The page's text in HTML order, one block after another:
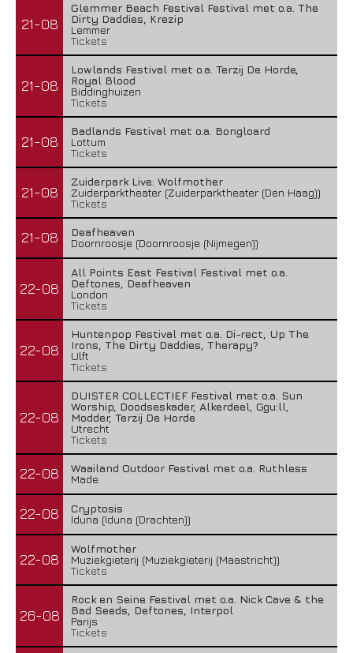
21-08
Glemmer Beach Festival Festival met o.a. The
Dirty Daddies, Krezip
Lemmer
Tickets
21-08
Lowlands Festival met o.a. Terzij De Horde,
Royal Blood
Biddinghuizen
Tickets
21-08
Badlands Festival met o.a. Bongloard
Lottum
Tickets
21-08
Zuiderpark Live: Wolfmother
Zuiderparktheater (Zuiderparktheater (Den Haag))
Tickets
21-08
Deafheaven
Doornroosje (Doornroosje (Nijmegen))
22-08
All Points East Festival Festival met o.a.
Deftones, Deafheaven
London
Tickets
22-08
Huntenpop Festival met o.a. Di-rect, Up The
Irons, The Dirty Daddies, Therapy?
Ulft
Tickets
22-08
DUISTER COLLECTIEF Festival met o.a. Sun
Worship, Doodseskader, Alkerdeel, Ggu:ll,
Modder, Terzij De Horde
Utrecht
Tickets
22-08
Waailand Outdoor Festival met o.a. Ruthless
Made
22-08
Cryptosis
Iduna (Iduna (Drachten))
22-08
Wolfmother
Muziekgieterij (Muziekgieterij (Maastricht))
Tickets
26-08
Rock en Seine Festival met o.a. Nick Cave & the
Bad Seeds, Deftones, Interpol
Parijs
Tickets